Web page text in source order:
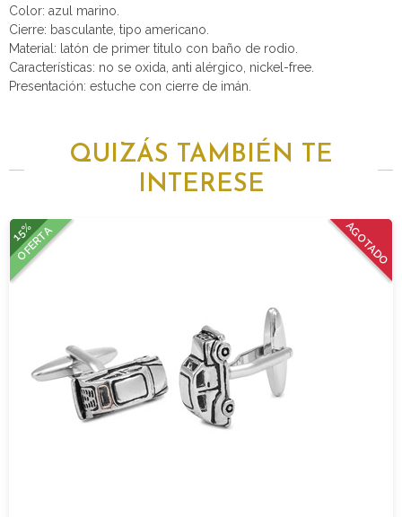
Color: azul marino.
Cierre: basculante, tipo americano.
Material: latón de primer titulo con baño de rodio.
Características: no se oxida, anti alérgico, nickel-free.
Presentación: estuche con cierre de imán.
QUIZÁS TAMBIÉN TE
INTERESE
AGOTADO
15%
OFERTA